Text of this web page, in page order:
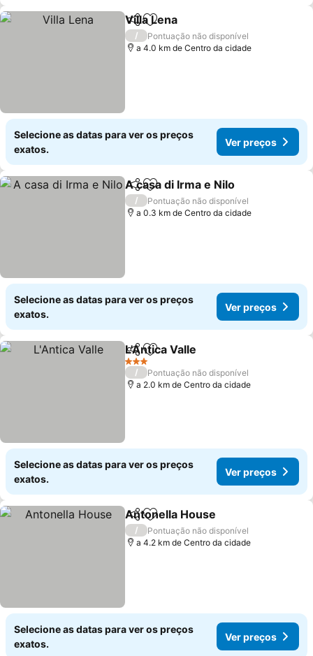
PartilharAdicionar aos favoritos
Villa Lena
/
Pontuação não disponível
a 4.0 km de Centro da cidade
Selecione as datas para ver os preços
exatos.
Ver preços
PartilharAdicionar aos favoritos
A casa di Irma e Nilo
/
Pontuação não disponível
a 0.3 km de Centro da cidade
Selecione as datas para ver os preços
exatos.
Ver preços
PartilharAdicionar aos favoritos
L'Antica Valle
3 Estrelas
/
Pontuação não disponível
a 2.0 km de Centro da cidade
Selecione as datas para ver os preços
exatos.
Ver preços
PartilharAdicionar aos favoritos
Antonella House
/
Pontuação não disponível
a 4.2 km de Centro da cidade
Selecione as datas para ver os preços
exatos.
Ver preços